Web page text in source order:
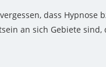
dass Hypnose
an sich Gebiete